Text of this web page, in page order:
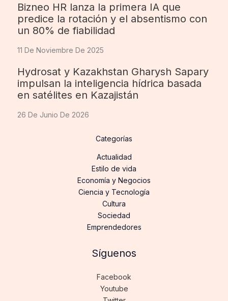
Bizneo HR lanza la primera IA que
predice la rotación y el absentismo con
un 80% de fiabilidad
11 De Noviembre De 2025
Hydrosat y Kazakhstan Gharysh Sapary
impulsan la inteligencia hídrica basada
en satélites en Kazajistán
26 De Junio De 2026
Categorías
Actualidad
Estilo de vida
Economía y Negocios
Ciencia y Tecnología
Cultura
Sociedad
Emprendedores
Síguenos
Facebook
Youtube